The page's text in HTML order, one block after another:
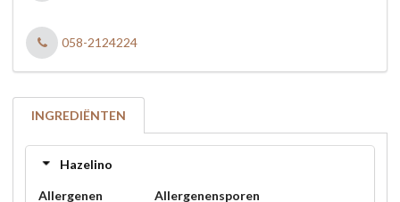
058-2124224
INGREDIËNTEN
Hazelino
Allergenen
Allergenensporen